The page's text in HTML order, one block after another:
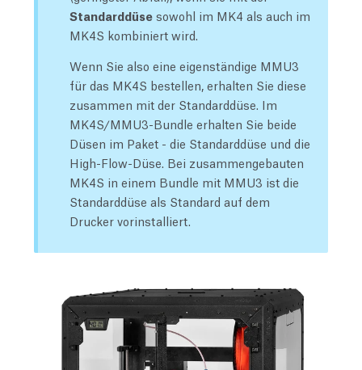
Standarddüsesowohl im MK4 als auch im
MK4S kombiniert wird.
Wenn Sie also eine eigenständige MMU3
für das MK4S bestellen, erhalten Sie diese
zusammen mit der Standarddüse. Im
MK4S/MMU3-Bundle erhalten Sie beide
Düsen im Paket - die Standarddüse und die
High-Flow-Düse. Bei zusammengebauten
MK4S in einem Bundle mit MMU3 ist die
Standarddüse als Standard auf dem
Drucker vorinstalliert.